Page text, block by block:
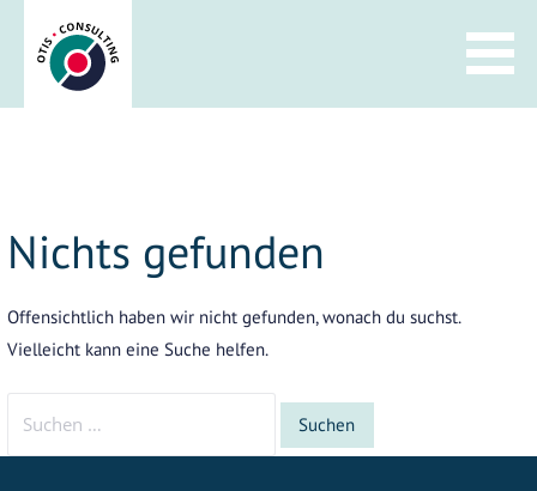
Inhalt
springen
Nichts gefunden
Offensichtlich haben wir nicht gefunden, wonach du suchst.
Vielleicht kann eine Suche helfen.